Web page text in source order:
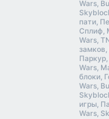
Wars,
пати,
Сплиф,
Wars,
Wars,
блоки,
Wars,
игры,
Wars,